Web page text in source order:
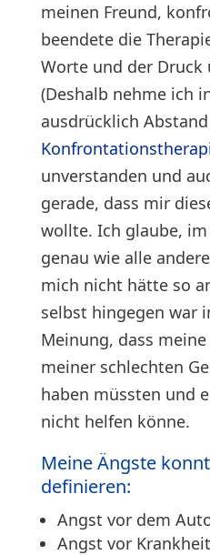
meinen Freund,
beendete die
Worte und der
(Deshalb nehme ich
ausdrücklich
unverstanden und
gerade, dass mir
wollte. Ich glaube,
genau wie alle
mich nicht hätte so
selbst hingegen war
Meinung, dass
meiner schlechten
haben müssten und
nicht helfen könne.
Meine Ängste
definieren:
Angst vor dem
Angst vor